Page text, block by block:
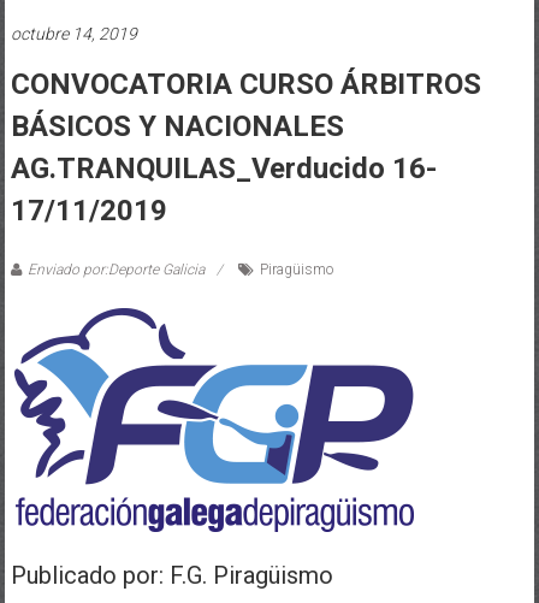
octubre 14, 2019
CONVOCATORIA CURSO ÁRBITROS
BÁSICOS Y NACIONALES
AG.TRANQUILAS_Verducido 16-
17/11/2019
Enviado por:Deporte Galicia Piragüismo
Publicado por: F.G. Piragüismo